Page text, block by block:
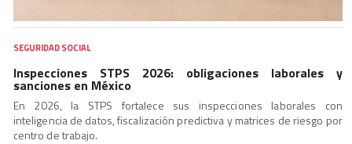
SEGURIDAD SOCIAL
Inspecciones STPS 2026: obligaciones laborales y
sanciones en México
En 2026, la STPS fortalece sus inspecciones laborales con
inteligencia de datos, fiscalización predictiva y matrices de riesgo por
centro de trabajo.